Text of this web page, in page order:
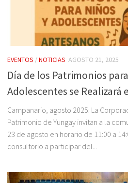
EVENTOS /NOTICIAS AGOSTO 21, 2025
Día de los Patrimonios
Adolescentes se Realizará
Campanario, agosto 2025: La
Patrimonio de Yungay invitan a la
23 de agosto en horario de 11:00 a
consultorio a participar del...